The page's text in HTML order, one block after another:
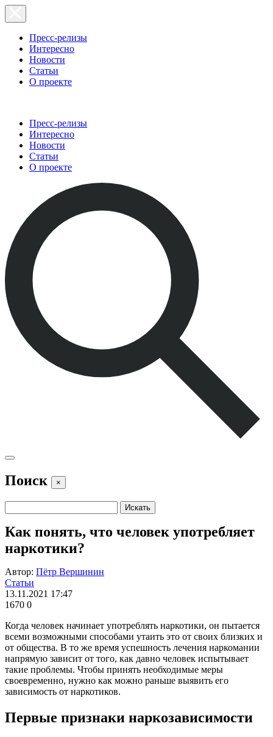
Пресс-релизы
Интересно
Новости
Статьи
О проекте
Пресс-релизы
Интересно
Новости
Статьи
О проекте
Поиск ×
Как понять, что человек употребляет
наркотики?
Автор: Пётр Вершинин
Статьи
13.11.2021 17:47
1670 0
Когда человек начинает употреблять наркотики, он пытается
всеми возможными способами утаить это от своих близких и
от общества. В то же время успешность лечения наркомании
напрямую зависит от того, как давно человек испытывает
такие проблемы. Чтобы принять необходимые меры
своевременно, нужно как можно раньше выявить его
зависимость от наркотиков.
Первые признаки наркозависимости